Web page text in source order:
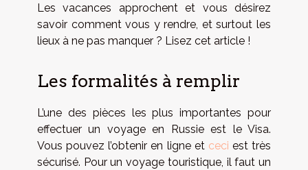
Les vacances approchent et vous désirez
savoir comment vous y rendre, et surtout les
lieux à ne pas manquer ? Lisez cet article !
Les formalités à remplir
L’une des pièces les plus importantes pour
effectuer un voyage en Russie est le Visa.
Vous pouvez l’obtenir en ligne et ceci est très
sécurisé. Pour un voyage touristique, il faut un